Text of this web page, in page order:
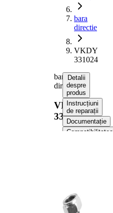
bara
directie
VKDY
331024
bara
directie
VKDY
331024
Detalii
despre
produs
Instrucțiuni
de reparații
Documentație
Compatibilitatea
Dimensiune
filet